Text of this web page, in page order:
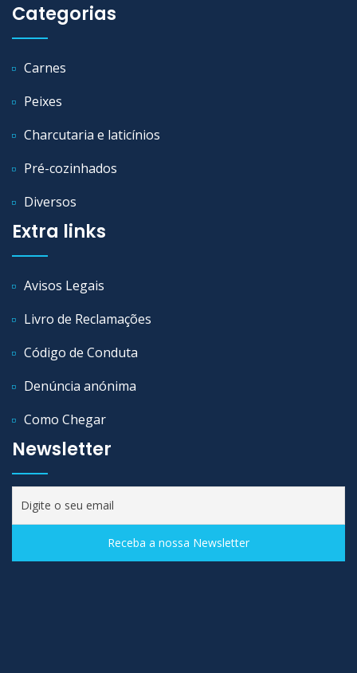
Categorias
Carnes
Peixes
Charcutaria e laticínios
Pré-cozinhados
Diversos
Extra links
Avisos Legais
Livro de Reclamações
Código de Conduta
Denúncia anónima
Como Chegar
Newsletter